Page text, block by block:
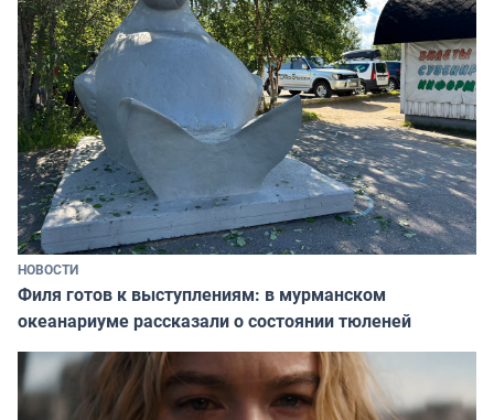
НОВОСТИ
Филя готов к выступлениям: в мурманском
океанариуме рассказали о состоянии тюленей